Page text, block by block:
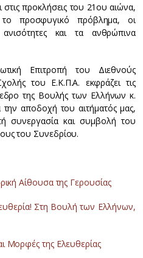
προκλήσεις του 21ου αιώνα,
προσφυγικό πρόβλημα, οι
ανισότητες και τα ανθρώπινα
Επιτροπή του Διεθνούς
του Ε.Κ.Π.Α. εκφράζει τις
της Βουλής των Ελλήνων κ.
αποδοχή του αιτήματός μας,
συνεργασία και συμβολή του
του Συνεδρίου.
Αίθουσα της Γερουσίας
Στη Βουλή των Ελλήνων,
Μορφές της Ελευθερίας